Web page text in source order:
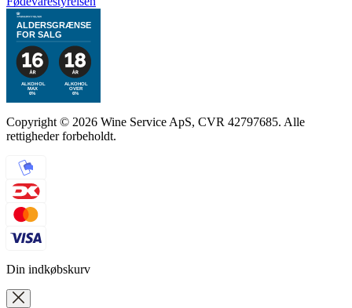
ALKOHOL
MAX
6%
ALKOHOL
OVER
6%
ALDERSGRÆNSE
FOR SALG
Copyright © 2026 Wine Service ApS, CVR 42797685. Alle
rettigheder forbeholdt.
Din indkøbskurv